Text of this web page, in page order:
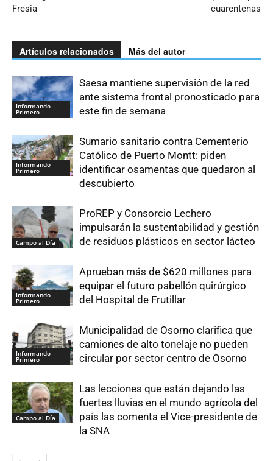
Fresia
cuarentenas
Artículos relacionados Más del autor
Informando
Primero
Saesa mantiene supervisión de la red
ante sistema frontal pronosticado para
este fin de semana
Informando
Primero
Sumario sanitario contra Cementerio
Católico de Puerto Montt: piden
identificar osamentas que quedaron al
descubierto
Campo al Día
ProREP y Consorcio Lechero
impulsarán la sustentabilidad y gestión
de residuos plásticos en sector lácteo
Informando
Primero
Aprueban más de $620 millones para
equipar el futuro pabellón quirúrgico
del Hospital de Frutillar
Informando
Primero
Municipalidad de Osorno clarifica que
camiones de alto tonelaje no pueden
circular por sector centro de Osorno
Campo al Día
Las lecciones que están dejando las
fuertes lluvias en el mundo agrícola del
país las comenta el Vice-presidente de
la SNA